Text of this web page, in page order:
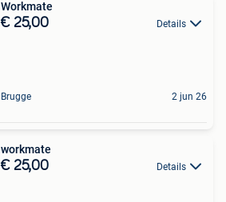
Workmate
€ 25,00 Details
Brugge 2 jun 26
workmate
€ 25,00 Details